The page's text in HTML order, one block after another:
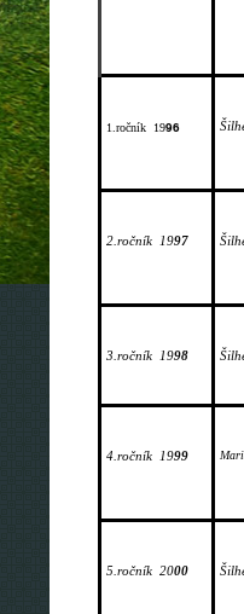
1.ročník 1996
2.ročník 1997
3.ročník 1998
4.ročník 1999
5.ročník 2000